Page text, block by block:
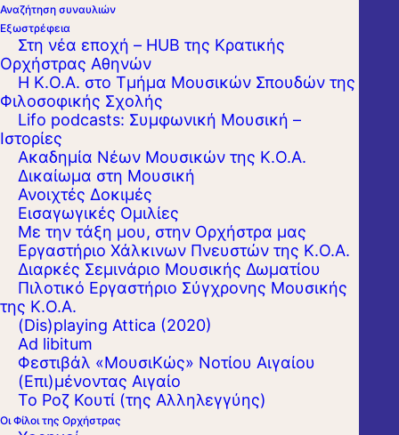
Αναζήτηση συναυλιών
Εξωστρέφεια
Στη νέα εποχή – HUB της Κρατικής
Ορχήστρας Αθηνών
Η Κ.Ο.Α. στο Τμήμα Μουσικών Σπουδών της
Φιλοσοφικής Σχολής
Lifo podcasts: Συμφωνική Μουσική –
Ιστορίες
Ακαδημία Νέων Μουσικών της Κ.Ο.Α.
Δικαίωμα στη Μουσική
Ανοιχτές Δοκιμές
Εισαγωγικές Ομιλίες
Με την τάξη μου, στην Ορχήστρα μας
Εργαστήριo Χάλκινων Πνευστών της Κ.Ο.Α.
Διαρκές Σεμινάριο Μουσικής Δωματίου
Πιλοτικό Εργαστήριο Σύγχρονης Μουσικής
της Κ.Ο.Α.
(Dis)playing Attica (2020)
Ad libitum
Φεστιβάλ «ΜουσιΚώς» Νοτίου Αιγαίου
(Επι)μένοντας Αιγαίο
Το Ροζ Κουτί (της Αλληλεγγύης)
Οι Φίλοι της Ορχήστρας